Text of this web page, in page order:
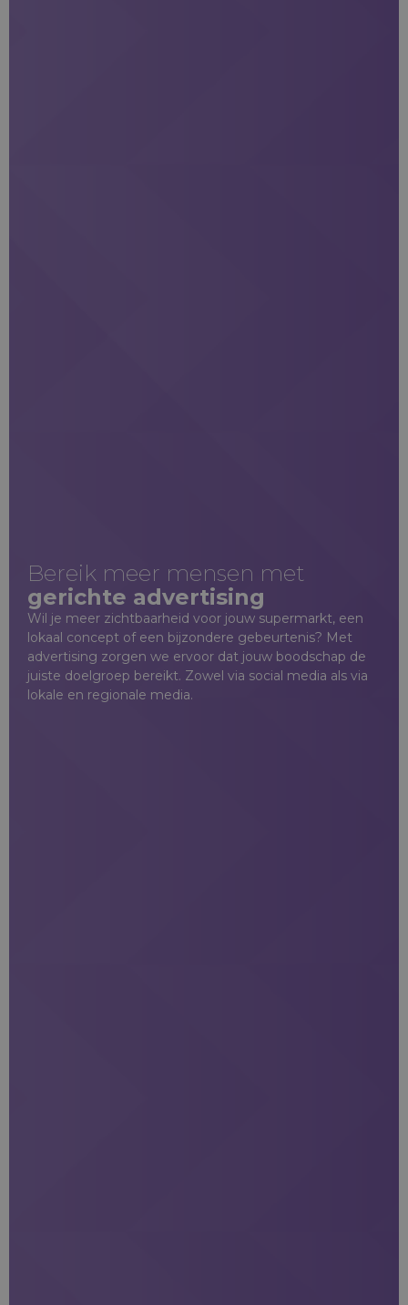
Bereik meer mensen met
gerichte advertising
Wil je meer zichtbaarheid voor jouw supermarkt, een
lokaal concept of een bijzondere gebeurtenis? Met
advertising zorgen we ervoor dat jouw boodschap de
juiste doelgroep bereikt. Zowel via social media als via
lokale en regionale media.